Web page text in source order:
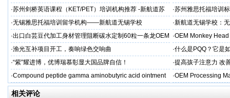
标杆
·苏州剑桥英语课程（KET/PET）培训机构推荐 -新航道苏
州学校
·苏州雅思托福培训
率领先
·无锡雅思托福培训留学机构——新航道无锡学校 ·新航道无锡学校：
·出口白芸豆代加工身材管理阻断碳水定制60粒一条龙OEM
贴牌
·OEM Monkey
aps
·渔光互补项目开工，奏响绿色交响曲 ·什么是PQQ？它是
·“紫”耀进博，优博瑞慕彰显大国品牌自信！ ·提高孩子注意力 改
·Compound peptide gamma aminobutyric acid ointment ·OEM Processing
相关评论